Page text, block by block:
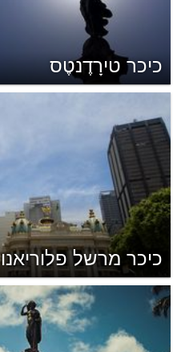
כיכר טירָדֶנטֶס
כיכר מרשל פלוריאנו